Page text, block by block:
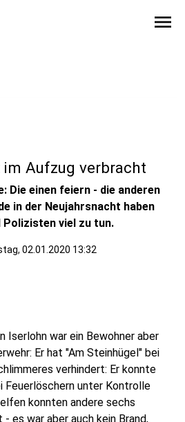
menu
Aufzug verbracht
Die einen feiern - die anderen
in der Neujahrsnacht haben
Polizisten viel zu tun.
02.01.2020 13:32
Iserlohn war ein Bewohner aber
Er hat "Am Steinhügel" bei
verhindert: Er konnte
Feuerlöschern unter Kontrolle
konnten andere sechs
es war aber auch kein Brand,